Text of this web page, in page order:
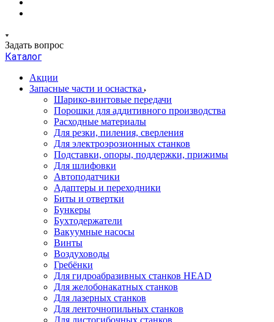
Задать вопрос
Каталог
Акции
Запасные части и оснастка
Шарико-винтовые передачи
Порошки для аддитивного производства
Расходные материалы
Для резки, пиления, сверления
Для электроэрозионных станков
Подставки, опоры, поддержки, прижимы
Для шлифовки
Автоподатчики
Адаптеры и переходники
Биты и отвертки
Бункеры
Бухтодержатели
Вакуумные насосы
Винты
Воздуховоды
Гребёнки
Для гидроабразивных станков HEAD
Для желобонакатных станков
Для лазерных станков
Для ленточнопильных станков
Для листогибочных станков